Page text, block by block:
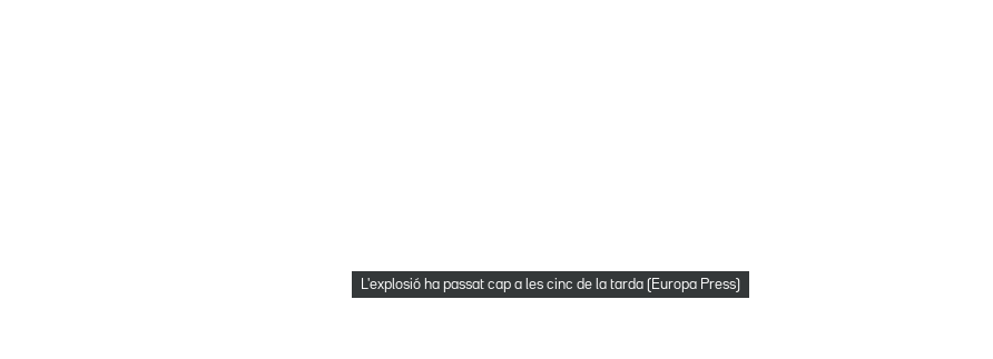
L'explosió ha passat cap a les cinc de la tarda (Europa Press)